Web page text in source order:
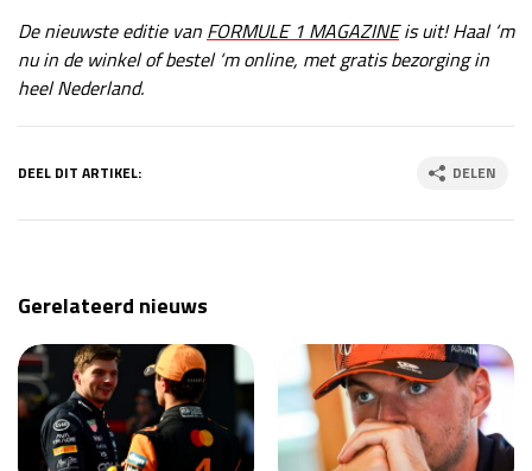
De nieuwste editie van FORMULE 1 MAGAZINEis uit! Haal ‘m
nu in de winkel of bestel ‘m online, met gratis bezorging in
heel Nederland.
DEEL DIT ARTIKEL: DELEN
Gerelateerd nieuws